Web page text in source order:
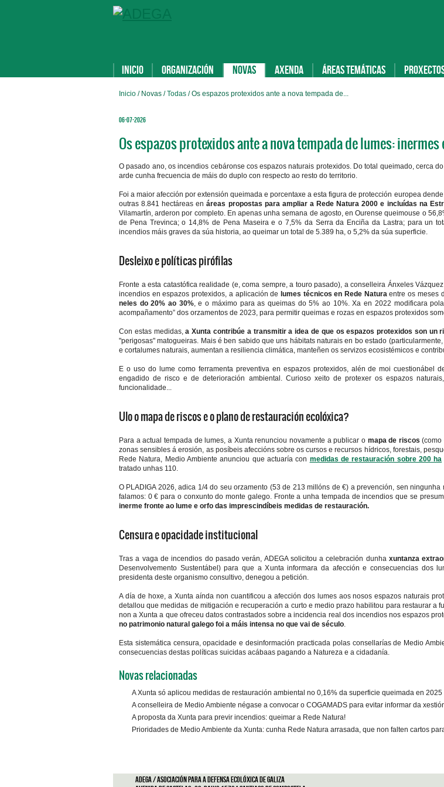
Inicio Organización Novas Axenda Áreas temáticas
Inicio / Novas /Todas / Os espazos protexidos ante a nova tempada de...
06-07-2026
Os espazos protexidos ante a nova tempada de lumes:
O pasado ano, os incendios cebáronse cos espazos naturais protexidos. Do total queimado, cerca do
arde cunha frecuencia de máis do duplo con respecto ao resto do territorio.
Foi a maior afección por extensión queimada e porcentaxe a esta figura de protección europea
outras 8.841 hectáreas enáreas propostas para ampliar a Rede Natura 2000 e incluídas na
Vilamartín, arderon por completo. En apenas unha semana de agosto, en Ourense queimouse o
de Pena Trevinca; o 14,8% de Pena Maseira e o 7,5% da Serra da Enciña da Lastra; para un
incendios máis graves da súa historia, ao queimar un total de 5.389 ha, o 5,2% da súa superficie.
Desleixo e políticas pirófilas
Fronte a esta catastófica realidade (e, coma sempre, a touro pasado), a conselleira Ánxeles
incendios en espazos protexidos, a aplicación de lumes técnicos en Rede Naturaentre os meses
neles do 20% ao 30%, e o máximo para as queimas do 5% ao 10%. Xa en 2022 modificara
acompañamento” dos orzamentos de 2023, para permitir queimas e rozas en espazos protexidos
Con estas medidas,a Xunta contribúe a transmitir a idea de que os espazos protexidos son un
"perigosas" matogueiras. Mais é ben sabido que uns hábitats naturais en bo estado
e cortalumes naturais, aumentan a resiliencia climática, manteñen os servizos ecosistémicos e
E o uso do lume como ferramenta preventiva en espazos protexidos, alén de moi cuestionábel
engadido de risco e de deterioración ambiental. Curioso xeito de protexer os espazos
funcionalidade...
Ulo o mapa de riscos e o plano de restauración ecolóxica?
Para a actual tempada de lumes, a Xunta renunciou novamente a publicar omapa de riscos (como
zonas sensibles á erosión, as posíbeis afeccións sobre os cursos e recursos hídricos, forestais,
Rede Natura, Medio Ambiente anunciou que actuaría con medidas de restauración sobre 200 ha
tratado unhas 110.
O PLADIGA 2026, adica 1/4 do seu orzamento (53 de 213 millóns de €) a prevención, sen
falamos: 0 € para o conxunto do monte galego. Fronte a unha tempada de incendios que se
inerme fronte ao lume e orfo das imprescindíbeis medidas de restauración.
Censura e opacidade institucional
Tras a vaga de incendios do pasado verán, ADEGA solicitou a celebración dunhaxuntanza
Desenvolvemento Sustentábel) para que a Xunta informara da afección e consecuencias dos
presidenta deste organismo consultivo, denegou a petición.
A día de hoxe, a Xunta aínda non cuantificou a afección dos lumes aos nosos espazos naturais
detallou que medidas de mitigación e recuperación a curto e medio prazo habilitou para restaurar a
non a Xunta a que ofreceu datos contrastados sobre a incidencia real dos incendios nos espazos
no patrimonio natural galego foi a máis intensa no que vai de século.
Esta sistemática censura, opacidade e desinformación practicada polas consellarías de Medio
consecuencias destas políticas suicidas acábaas pagando a Natureza e a cidadanía.
Novas relacionadas
A Xunta só aplicou medidas de restauración ambiental no 0,16% da superficie queimada en 2025
A conselleira de Medio Ambiente négase a convocar o COGAMADS para evitar informar da
A proposta da Xunta para previr incendios: queimar a Rede Natura!
Prioridades de Medio Ambiente da Xunta: cunha Rede Natura arrasada, que non falten cartos
ADEGA / Asociación para a defensa ecolóxica de Galiza